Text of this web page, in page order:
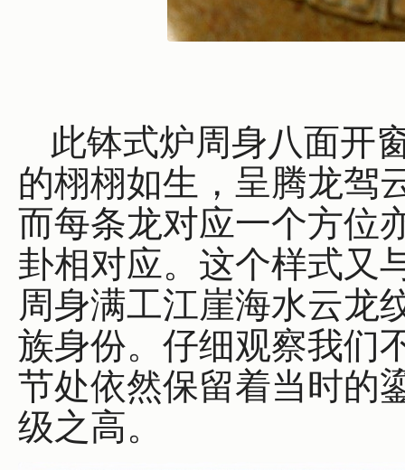
此钵式炉周身八面开
的栩栩如生，呈腾龙驾
而每条龙对应一个方位
卦相对应。这个样式又
周身满工江崖海水云龙
族身份。仔细观察我们
节处依然保留着当时的
级之高。